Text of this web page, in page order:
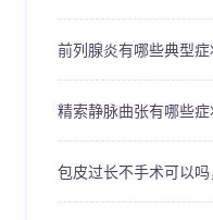
前列腺炎有哪些典型
精索静脉曲张有哪些
包皮过长不手术可以